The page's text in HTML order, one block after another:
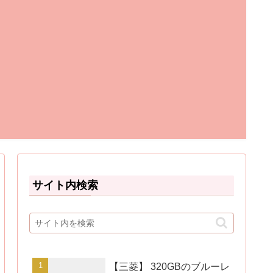
サイト内検索
【三菱】 320GBのブルーレ